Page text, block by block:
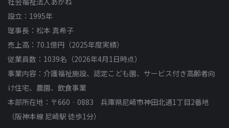
設立：1995年
理事長：松本 真希子
売上高：70.1億円（2025年度実績）
従業員数：1039名（2026年4月1日時点）
事業内容：介護福祉施設、認定こども園、サービス付き高齢者向
け住宅、農園、飲食事業
本部所在地：〒660‐0883 兵庫県尼崎市神田北通1丁目2番地
（阪神本線 尼崎駅 徒歩1分）